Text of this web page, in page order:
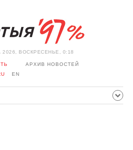
2026, ВОСКРЕСЕНЬЕ, 0:18
АРХИВ НОВОСТЕЙ
EN